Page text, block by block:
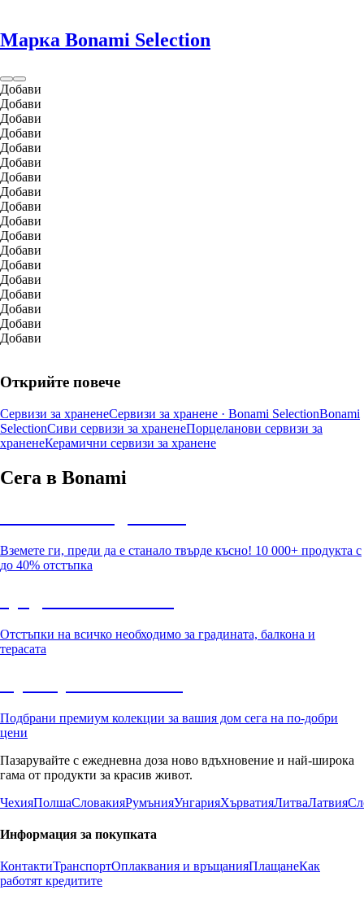
Марка Bonami Selection
Добави
Добави
Добави
Добави
Добави
Добави
Добави
Добави
Добави
Добави
Добави
Добави
Добави
Добави
Добави
Добави
Добави
Добави
Открийте повече
Сервизи за храненеСервизи за хранене · Bonami SelectionBonami
SelectionСиви сервизи за храненеПорцеланови сервизи за
храненеКерамични сервизи за хранене
Сега в Bonami
Вземете ги, преди да е станало твърде късно! 10 000+ продукта с
до 40% отстъпка
Отстъпки на всичко необходимо за градината, балкона и
терасата
Подбрани премиум колекции за вашия дом сега на по-добри
цени
Пазарувайте с ежедневна доза ново вдъхновение и най-широка
гама от продукти за красив живот.
ЧехияПолшаСловакияРумънияУнгарияХърватияЛитваЛатвия
Информация за покупката
КонтактиТранспортОплаквания и връщанияПлащанеКак
работят кредитите